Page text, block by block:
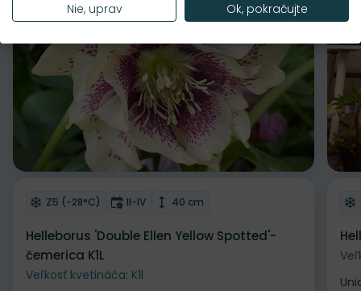
Odober do zoznamu želaní
Mrazuvzdornosť
Z5 (-28°C) Doba kvitnutia
II-IV Výška rastliny
40 cm
Helleborus 'Double Ellen Yellow Spotted'-
čemerica K1L
Veľkosť kvetináča: K1l
Nie, uprav Ok, pokračujte